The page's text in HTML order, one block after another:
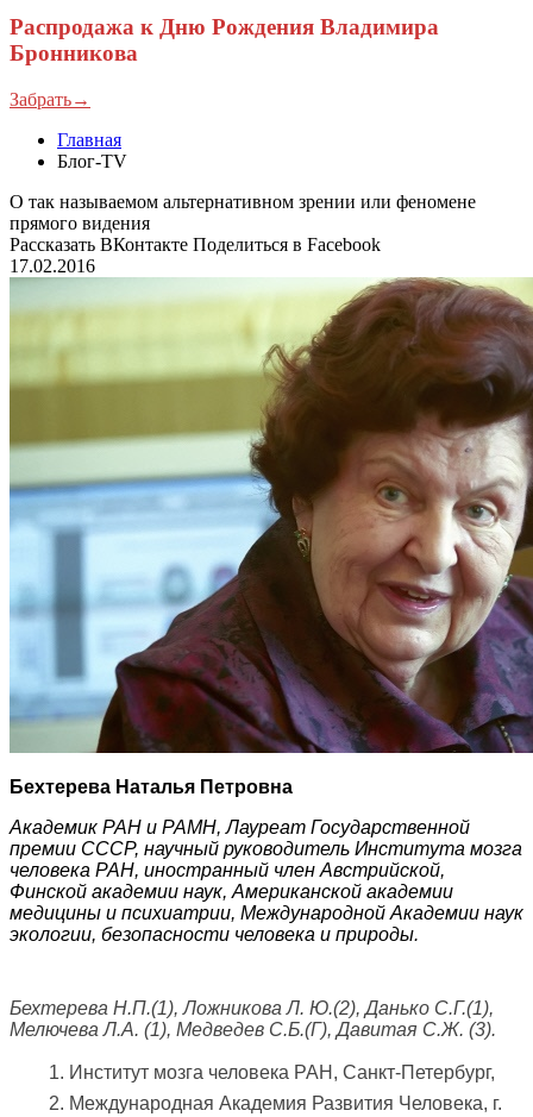
Распродажа к Дню Рождения Владимира
Бронникова
Забрать→
Главная
Блог-TV
О так называемом альтернативном зрении или феномене
прямого видения
Рассказать ВКонтакте Поделиться в Facebook
17.02.2016
Бехтерева Наталья Петровна
Академик РАН и РАМН, Лауреат Государственной
премии СССР, научный руководитель Института мозга
человека РАН, иностранный член Австрийской,
Финской академии наук, Американской академии
медицины и психиатрии, Международной Академии наук
экологии, безопасности человека и природы.
Бехтерева Н.П.(1), Ложникова Л. Ю.(2), Данько С.Г.(1),
Мелючева Л.А. (1), Медведев С.Б.(Г), Давитая С.Ж. (3).
Институт мозга человека РАН, Санкт-Петербург,
Международная Академия Развития Человека, г.